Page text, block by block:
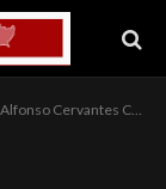
la Tenencia de Santa María de Guido